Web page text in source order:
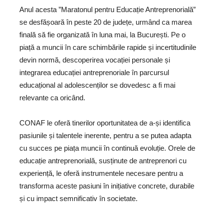
Anul acesta ”Maratonul pentru Educație Antreprenorială”
se desfășoară în peste 20 de județe, urmând ca marea
finală să fie organizată în luna mai, la București. Pe o
piață a muncii în care schimbările rapide și incertitudinile
devin normă, descoperirea vocației personale și
integrarea educației antreprenoriale în parcursul
educațional al adolescenților se dovedesc a fi mai
relevante ca oricând.
CONAF le oferă tinerilor oportunitatea de a-și identifica
pasiunile și talentele inerente, pentru a se putea adapta
cu succes pe piața muncii în continuă evoluție. Orele de
educație antreprenorială, susținute de antreprenori cu
experiență, le oferă instrumentele necesare pentru a
transforma aceste pasiuni în inițiative concrete, durabile
și cu impact semnificativ în societate.